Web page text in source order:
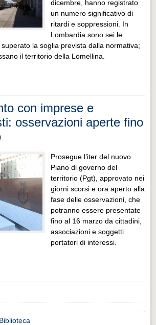
dicembre, hanno registrato
un numero significativo di
ritardi e soppressioni. In
Lombardia sono sei le
la soglia prevista dalla normativa;
il territorio della Lomellina.
con imprese e
osservazioni aperte fino
Prosegue l’iter del nuovo
Piano di governo del
territorio (Pgt), approvato nei
giorni scorsi e ora aperto alla
fase delle osservazioni, che
potranno essere presentate
fino al 16 marzo da cittadini,
associazioni e soggetti
portatori di interessi.